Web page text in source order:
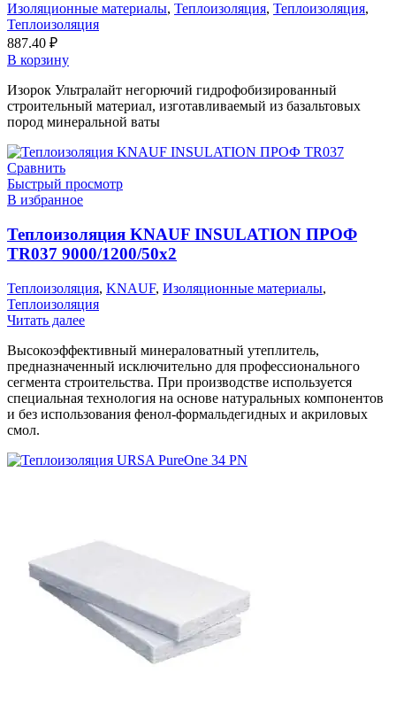
Изоляционные материалы, Теплоизоляция, Теплоизоляция,
Теплоизоляция
887.40 ₽
В корзину
Изорок Ультралайт негорючий гидрофобизированный
строительный материал, изготавливаемый из базальтовых
пород минеральной ваты
Сравнить
Быстрый просмотр
В избранное
Теплоизоляция KNAUF INSULATION ПРОФ
TR037 9000/1200/50х2
Теплоизоляция, KNAUF, Изоляционные материалы,
Теплоизоляция
Читать далее
Высокоэффективный минераловатный утеплитель,
предназначенный исключительно для профессионального
сегмента строительства. При производстве используется
специальная технология на основе натуральных компонентов
и без использования фенол-формальдегидных и акриловых
смол.